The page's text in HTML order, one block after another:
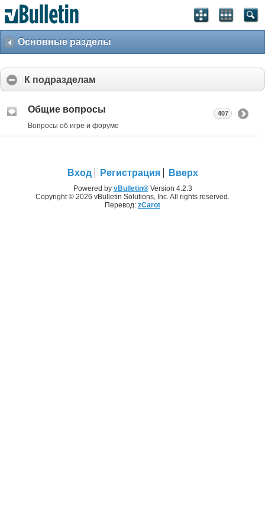
Основные разделы
К подразделам
Общие вопросы
Вопросы об игре и форуме
407
Вход Регистрация Вверх
Powered by vBulletin®Version 4.2.3
Copyright © 2026 vBulletin Solutions, Inc. All rights reserved.
Перевод: zCarot